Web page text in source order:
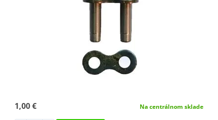
1,00 € Na centrálnom sklade